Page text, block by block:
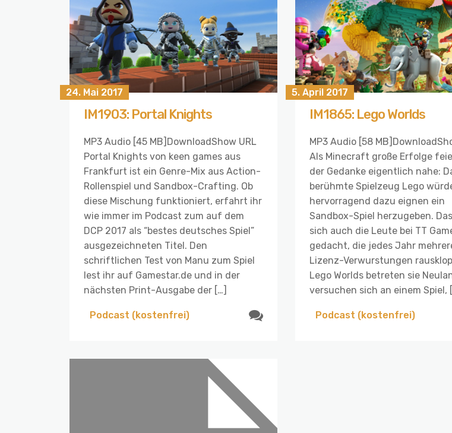
24. Mai 2017
IM1903: Portal Knights
MP3 Audio [45 MB]DownloadShow URL
Portal Knights von keen games aus
Frankfurt ist ein Genre-Mix aus Action-
Rollenspiel und Sandbox-Crafting. Ob
diese Mischung funktioniert, erfahrt ihr
wie immer im Podcast zum auf dem
DCP 2017 als “bestes deutsches Spiel”
ausgezeichneten Titel. Den
schriftlichen Test von Manu zum Spiel
lest ihr auf Gamestar.de und in der
nächsten Print-Ausgabe der […]
Podcast (kostenfrei)
5. April 2017
IM1865: Lego Worlds
MP3 Audio [58
Als Minecraft große Erfolge
der Gedanke eigentlich nahe:
berühmte Spielzeug Lego
hervorragend dazu eignen ein
Sandbox-Spiel herzugeben.
sich auch die Leute bei TT
gedacht, die jedes Jahr
Lizenz-Verwurstungen
Lego Worlds betreten sie
versuchen sich an einem Spiel,
Podcast (kostenfrei)